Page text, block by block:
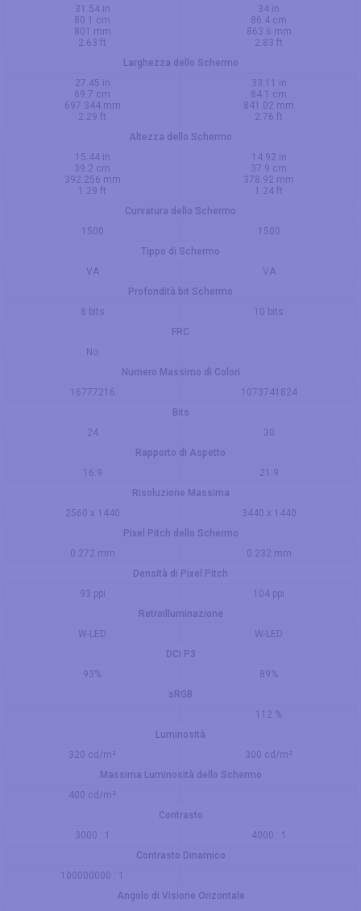
31.54 in
80.1 cm
801 mm
2.63 ft
34 in
86.4 cm
863.6 mm
2.83 ft
Larghezza dello Schermo
27.45 in
69.7 cm
697.344 mm
2.29 ft
33.11 in
84.1 cm
841.02 mm
2.76 ft
Altezza dello Schermo
15.44 in
39.2 cm
392.256 mm
1.29 ft
14.92 in
37.9 cm
378.92 mm
1.24 ft
Curvatura dello Schermo
1500
1500
Tippo di Schermo
VA
VA
Profondità bit Schermo
8 bits
10 bits
FRC
No
Numero Massimo di Colori
16777216
1073741824
Bits
24
30
Rapporto di Aspetto
16:9
21:9
Risoluzione Massima
2560 x 1440
3440 x 1440
Pixel Pitch dello Schermo
0.272 mm
0.232 mm
Densità di Pixel Pitch
93 ppi
104 ppi
Retroilluminazione
W-LED
W-LED
DCI P3
93%
89%
sRGB
112 %
Luminosità
320 cd/m²
300 cd/m²
Massima Luminosità dello Schermo
400 cd/m²
Contrasto
3000 : 1
4000 : 1
Contrasto Dinamico
100000000 : 1
Angolo di Visione Orizontale